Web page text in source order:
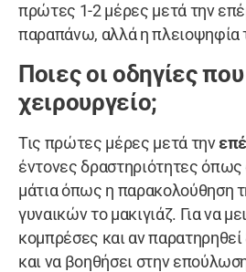
πρώτες 1-2 μέρες μετά την
παραπάνω, αλλά η πλειοψηφία
Ποιες οι οδηγίες
χειρουργείο;
Τις πρώτες μέρες μετά την
έντονες δραστηριότητες όπως
μάτια όπως η παρακολούθηση
γυναικών το μακιγιάζ. Για να
κομπρέσες και αν
και να βοηθήσει στην